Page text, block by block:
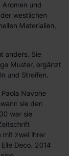
Aromen und
westlichen
Materialien,
anders. Sie
Muster, ergänzt
und Streifen.
Navone
sie den
war sie
mit zwei ihrer
Deco. 2014